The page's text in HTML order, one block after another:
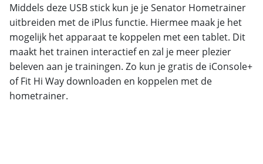
Middels deze USB stick kun je je Senator Hometrainer
uitbreiden met de iPlus functie. Hiermee maak je het
mogelijk het apparaat te koppelen met een tablet. Dit
maakt het trainen interactief en zal je meer plezier
beleven aan je trainingen. Zo kun je gratis de iConsole+
of Fit Hi Way downloaden en koppelen met de
hometrainer.